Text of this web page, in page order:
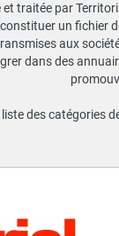
traitée par
un fichier
aux
dans des
des catégories